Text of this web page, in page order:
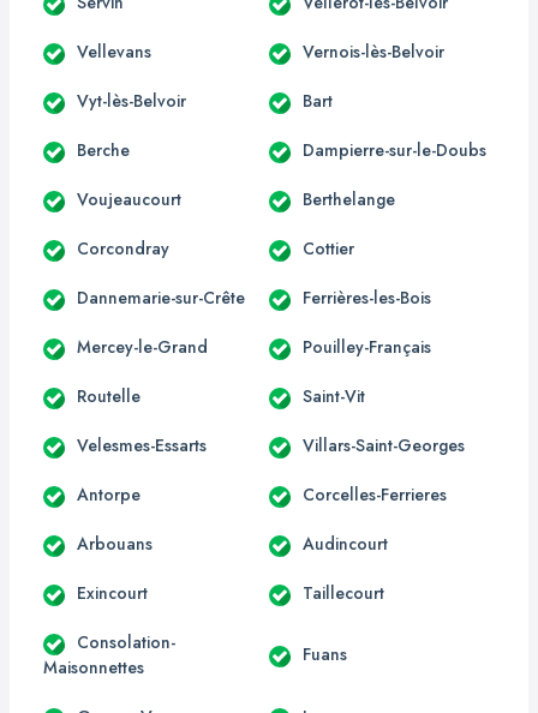
Vellevans Vernois-lès-Belvoir
Vyt-lès-Belvoir Bart
Berche Dampierre-sur-le-Doubs
Voujeaucourt Berthelange
Corcondray Cottier
Dannemarie-sur-Crête Ferrières-les-Bois
Mercey-le-Grand Pouilley-Français
Routelle Saint-Vit
Velesmes-Essarts Villars-Saint-Georges
Antorpe Corcelles-Ferrieres
Arbouans Audincourt
Exincourt Taillecourt
Consolation-
Maisonnettes
Fuans